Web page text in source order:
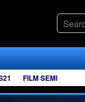
FILM SEMI